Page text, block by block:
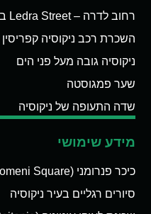
רחוב לדרה – Ledra Street בניקוסיה
השכרת רכב ניקוסיה קפריסין
ניקוסיה גובה מעל פני הים
שער פמגוסטה
שדה התעופה של ניקוסיה
מידע שימושי
כיכר פנרומני (Faneromeni Square) בניקוסיה
סיורים רגליים בעיר ניקוסיה